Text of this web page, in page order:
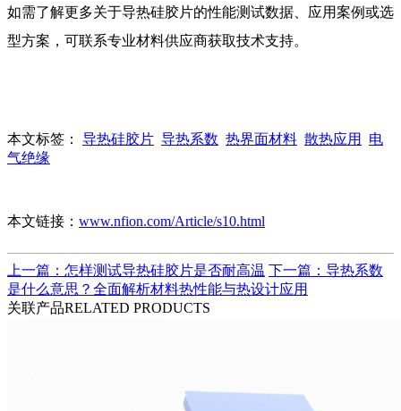
如需了解更多关于导热硅胶片的性能测试数据、应用案例或选
型方案，可联系专业材料供应商获取技术支持。
本文标签： 导热硅胶片 导热系数 热界面材料 散热应用
电
气绝缘
本文链接： www.nfion.com/Article/s10.html
上一篇：怎样测试导热硅胶片是否耐高温 下一篇：导热系数
是什么意思？全面解析材料热性能与热设计应用
关联产品RELATED PRODUCTS